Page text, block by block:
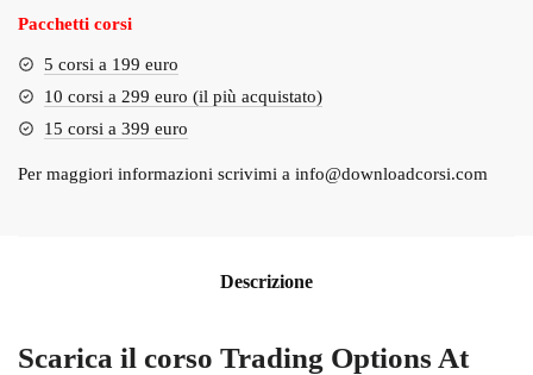
Pacchetti corsi
5 corsi a 199 euro
10 corsi a 299 euro (il più acquistato)
15 corsi a 399 euro
Per maggiori informazioni scrivimi a info@downloadcorsi.com
Descrizione
Scarica il corso Trading Options At